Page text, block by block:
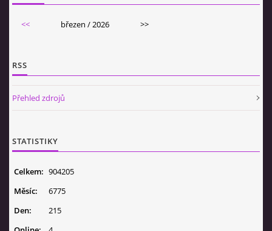
<< březen / 2026 >>
RSS
Přehled zdrojů
STATISTIKY
Celkem: 904205
Měsíc:
6775
Den:
215